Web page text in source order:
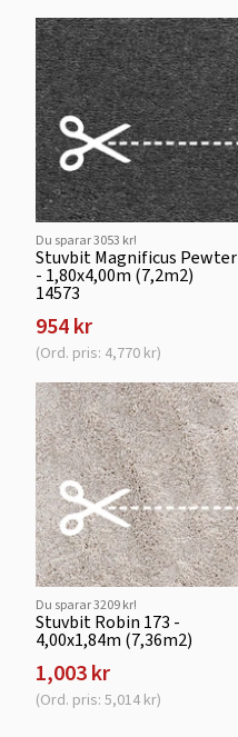
Du sparar 3053 kr!
Stuvbit Magnificus Pewter
- 1,80x4,00m (7,2m2)
14573
954 kr
(Ord. pris: 4,770 kr)
Du sparar 3209 kr!
Stuvbit Robin 173 -
4,00x1,84m (7,36m2)
1,003 kr
(Ord. pris: 5,014 kr)